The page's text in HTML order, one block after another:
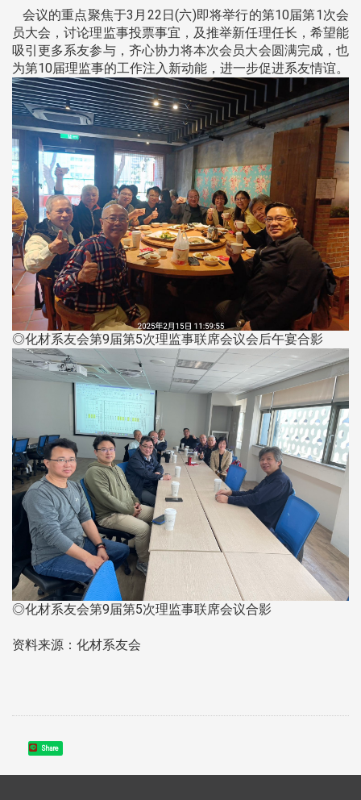
会议的重点聚焦于3月22日(六)即将举行的第10届第1次会
员大会，讨论理监事投票事宜，及推举新任理任长，希望能
吸引更多系友参与，齐心协力将本次会员大会圆满完成，也
为第10届理监事的工作注入新动能，进一步促进系友情谊。
◎化材系友会第9届第5次理监事联席会议会后午宴合影
◎化材系友会第9届第5次理监事联席会议合影
资料来源：化材系友会
Share